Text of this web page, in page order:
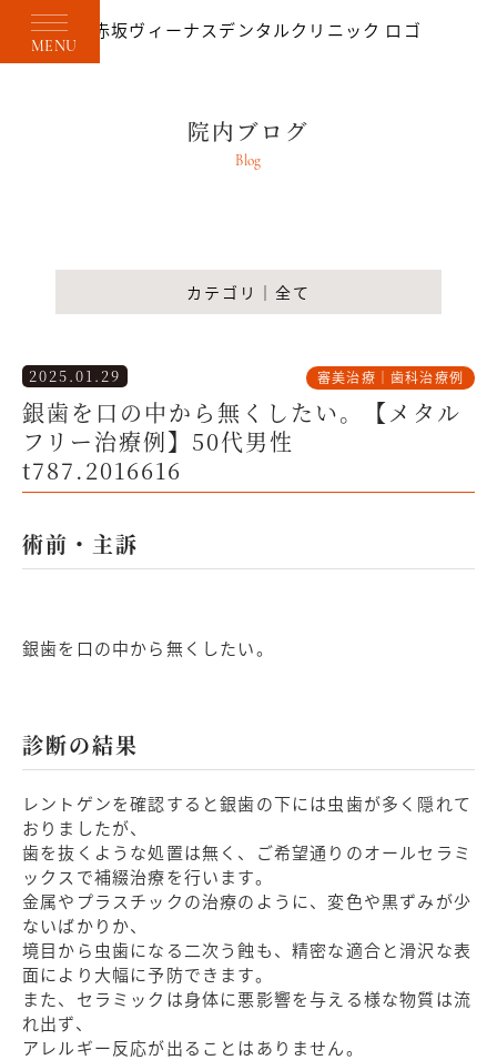
MENU
院内ブログ
Blog
カテゴリ｜全て
2025.01.29
銀歯を口の中から無くしたい。【メタル
フリー治療例】50代男性
t787.2016616
審美治療｜歯科治療例
術前・主訴
銀歯を口の中から無くしたい。
診断の結果
レントゲンを確認すると銀歯の下には虫歯が多く隠れて
おりましたが、
歯を抜くような処置は無く、ご希望通りのオールセラミ
ックスで補綴治療を行います。
金属やプラスチックの治療のように、変色や黒ずみが少
ないばかりか、
境目から虫歯になる二次う蝕も、精密な適合と滑沢な表
面により大幅に予防できます。
また、セラミックは身体に悪影響を与える様な物質は流
れ出ず、
アレルギー反応が出ることはありません。